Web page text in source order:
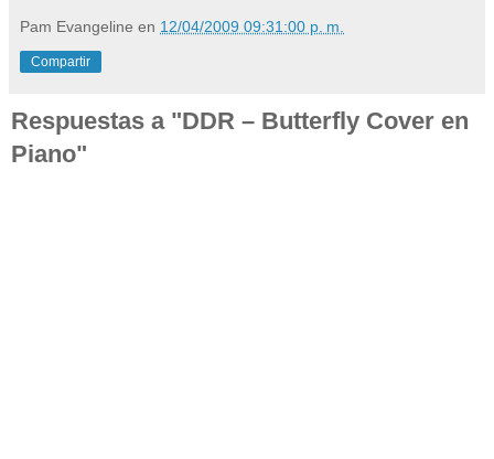
Pam Evangeline en 12/04/2009 09:31:00 p. m.
Compartir
Respuestas a "DDR – Butterfly Cover en
Piano"